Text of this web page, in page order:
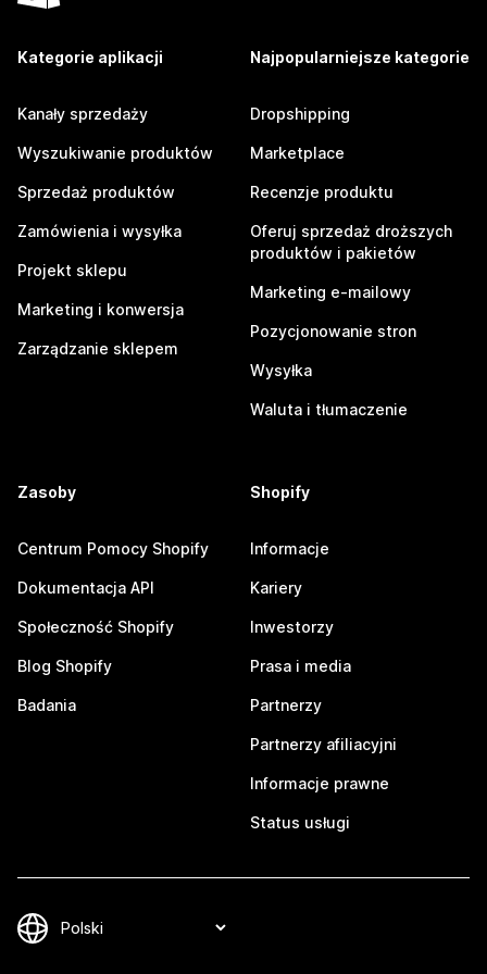
Kategorie aplikacji
Kanały sprzedaży
Wyszukiwanie produktów
Sprzedaż produktów
Zamówienia i wysyłka
Projekt sklepu
Marketing i konwersja
Zarządzanie sklepem
Najpopularniejsze kategorie
Dropshipping
Marketplace
Recenzje produktu
Oferuj sprzedaż droższych
produktów i pakietów
Marketing e-mailowy
Pozycjonowanie stron
Wysyłka
Waluta i tłumaczenie
Zasoby
Centrum Pomocy Shopify
Dokumentacja API
Społeczność Shopify
Blog Shopify
Badania
Shopify
Informacje
Kariery
Inwestorzy
Prasa i media
Partnerzy
Partnerzy afiliacyjni
Informacje prawne
Status usługi